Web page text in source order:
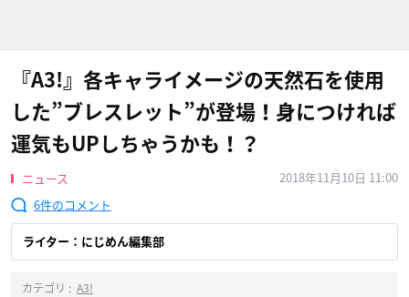
『A3!』各キャライメージの天然石を使用
した”ブレスレット”が登場！身につければ
運気もUPしちゃうかも！？
ニュース
2018年11月10日 11:00
6
ライター：にじめん編集部
カテゴリ : A3!